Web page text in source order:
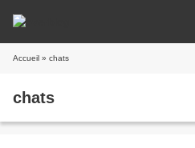
Accueil » chats
chats